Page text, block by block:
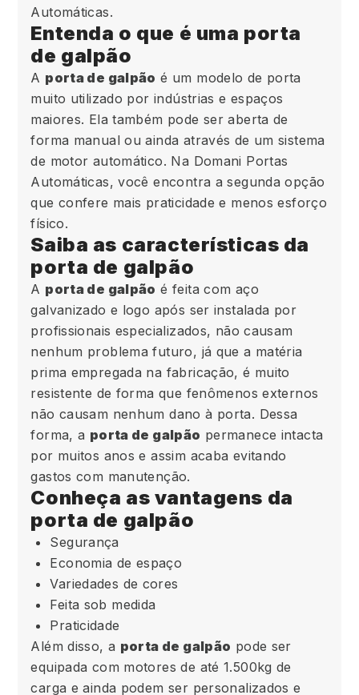
Automáticas.
Entenda o que é uma porta
de galpão
A porta de galpão é um modelo de porta
muito utilizado por indústrias e espaços
maiores. Ela também pode ser aberta de
forma manual ou ainda através de um sistema
de motor automático. Na Domani Portas
Automáticas, você encontra a segunda opção
que confere mais praticidade e menos esforço
físico.
Saiba as características da
porta de galpão
A porta de galpão é feita com aço
galvanizado e logo após ser instalada por
profissionais especializados, não causam
nenhum problema futuro, já que a matéria
prima empregada na fabricação, é muito
resistente de forma que fenômenos externos
não causam nenhum dano à porta. Dessa
forma, a porta de galpão permanece intacta
por muitos anos e assim acaba evitando
gastos com manutenção.
Conheça as vantagens da
porta de galpão
Segurança
Economia de espaço
Variedades de cores
Feita sob medida
Praticidade
Além disso, a porta de galpão pode ser
equipada com motores de até 1.500kg de
carga e ainda podem ser personalizados e